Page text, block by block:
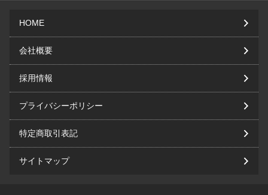
HOME
会社概要
採用情報
プライバシーポリシー
特定商取引表記
サイトマップ